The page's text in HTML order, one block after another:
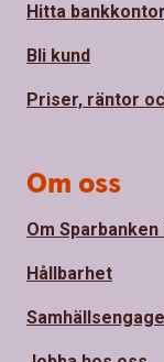
Hitta bankkontor
Bli kund
Priser, räntor
Om oss
Om Sparbanken
Hållbarhet